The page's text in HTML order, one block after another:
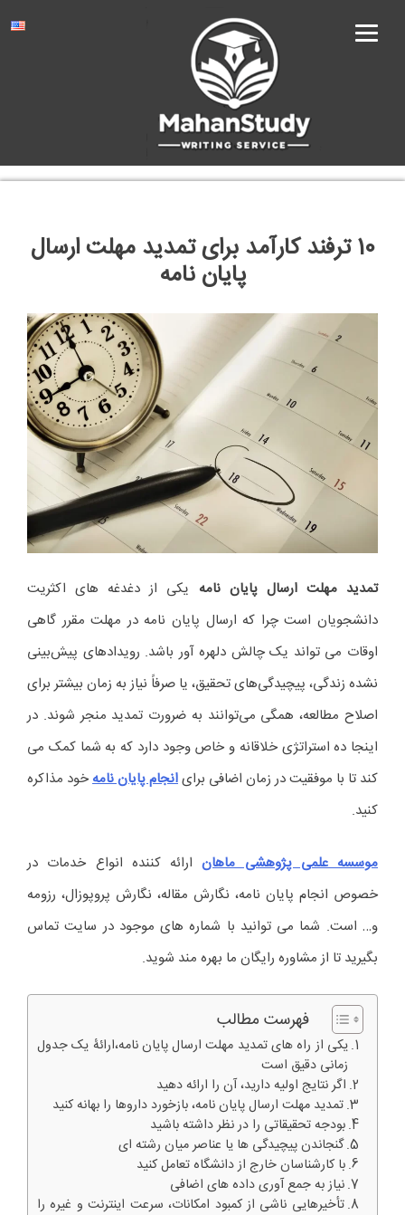
10 ترفند کارآمد برای تمدید مهلت ارسال
پایان نامه
تمدید مهلت ارسال پایان نامه یکی از دغدغه های اکثریت
دانشجویان است چرا که ارسال پایان نامه در مهلت مقرر گاهی
اوقات می تواند یک چالش دلهره آور باشد. رویدادهای پیش‌بینی
نشده زندگی، پیچیدگی‌های تحقیق، یا صرفاً نیاز به زمان بیشتر برای
اصلاح مطالعه، همگی می‌توانند به ضرورت تمدید منجر شوند. در
اینجا ده استراتژی خلاقانه و خاص وجود دارد که به شما کمک می
کند تا با موفقیت در زمان اضافی برایانجام پایان نامهخود مذاکره
کنید.
موسسه علمی پژوهشی ماهانارائه کننده انواع خدمات در
خصوص انجام پایان نامه، نگارش مقاله، نگارش پروپوزال، رزومه
و… است. شما می توانید با شماره های موجود در سایت تماس
بگیرید تا از مشاوره رایگان ما بهره مند شوید.
فهرست مطالب
یکی از راه های تمدید مهلت ارسال پایان نامه،ارائۀ یک جدول
زمانی دقیق است
اگر نتایج اولیه دارید، آن را ارائه دهید
تمدید مهلت ارسال پایان نامه، بازخورد داروها را بهانه کنید
بودجه تحقیقاتی را در نظر داشته باشید
گنجاندن پیچیدگی ها یا عناصر میان رشته ای
با کارشناسان خارج از دانشگاه تعامل کنید
نیاز به جمع آوری داده های اضافی
تأخیرهایی ناشی از کمبود امکانات، سرعت اینترنت و غیره را